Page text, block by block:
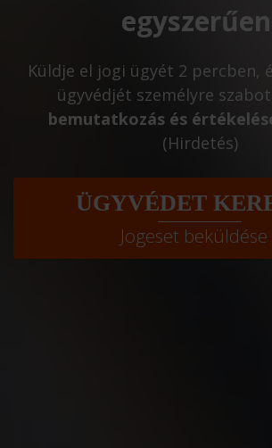
Küldje el jogi ügyét 2 percben,
ügyvédjét személyre
bemutatkozás és
(Hirdetés)
ÜGYVÉDET
Jogeset beküldése